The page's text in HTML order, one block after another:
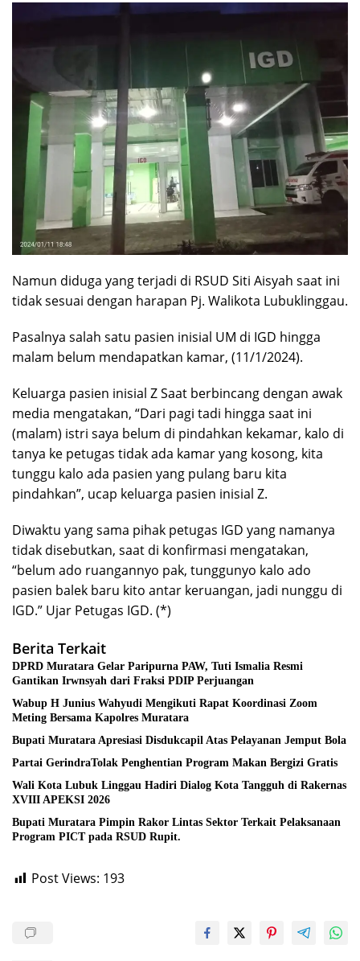
Namun diduga yang terjadi di RSUD Siti Aisyah saat ini
tidak sesuai dengan harapan Pj. Walikota Lubuklinggau.
Pasalnya salah satu pasien inisial UM di IGD hingga
malam belum mendapatkan kamar, (11/1/2024).
Keluarga pasien inisial Z Saat berbincang dengan awak
media mengatakan, “Dari pagi tadi hingga saat ini
(malam) istri saya belum di pindahkan kekamar, kalo di
tanya ke petugas tidak ada kamar yang kosong, kita
tunggu kalo ada pasien yang pulang baru kita
pindahkan”, ucap keluarga pasien inisial Z.
Diwaktu yang sama pihak petugas IGD yang namanya
tidak disebutkan, saat di konfirmasi mengatakan,
“belum ado ruangannyo pak, tunggunyo kalo ado
pasien balek baru kito antar keruangan, jadi nunggu di
IGD.” Ujar Petugas IGD. (*)
Berita Terkait
DPRD Muratara Gelar Paripurna PAW, Tuti Ismalia Resmi
Gantikan Irwnsyah dari Fraksi PDIP Perjuangan
Wabup H Junius Wahyudi Mengikuti Rapat Koordinasi Zoom
Meting Bersama Kapolres Muratara
Bupati Muratara Apresiasi Disdukcapil Atas Pelayanan Jemput Bola
Partai GerindraTolak Penghentian Program Makan Bergizi Gratis
Wali Kota Lubuk Linggau Hadiri Dialog Kota Tangguh di Rakernas
XVIII APEKSI 2026
Bupati Muratara Pimpin Rakor Lintas Sektor Terkait Pelaksanaan
Program PICT pada RSUD Rupit.
Post Views: 193